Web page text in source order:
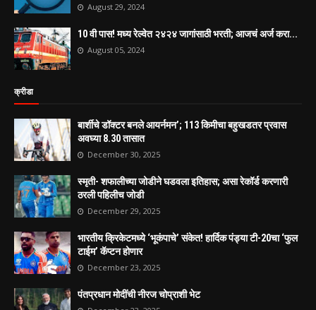
August 29, 2024
10 वी पास! मध्य रेल्वेत २४२४ जागांसाठी भरती; आजचं अर्ज करा...
August 05, 2024
क्रीडा
बार्शीचे डॉक्टर बनले आयर्नमन’; 113 किमीचा बहुखडतर प्रवास
अवघ्या 8.30 तासात
December 30, 2025
स्मृती- शफालीच्या जोडीने घडवला इतिहास; असा रेकॉर्ड करणारी
ठरली पहिलीच जोडी
December 29, 2025
भारतीय क्रिकेटमध्ये ‘भूकंपाचे’ संकेत! हार्दिक पंड्या टी-20चा ‘फुल
टाईम’ कॅप्टन होणार
December 23, 2025
पंतप्रधान मोदींची नीरज चोप्राशी भेट